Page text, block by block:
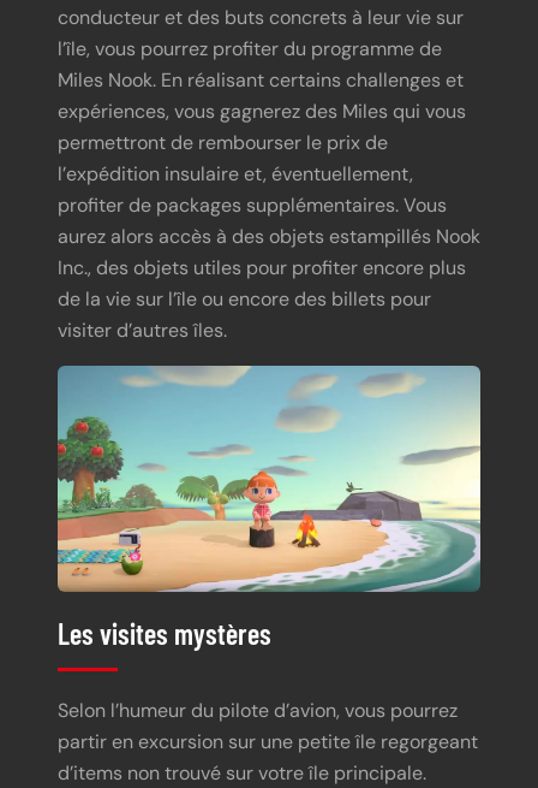
conducteur et des buts concrets à leur vie sur
l’île, vous pourrez profiter du programme de
Miles Nook. En réalisant certains challenges et
expériences, vous gagnerez des Miles qui vous
permettront de rembourser le prix de
l’expédition insulaire et, éventuellement,
profiter de packages supplémentaires. Vous
aurez alors accès à des objets estampillés Nook
Inc., des objets utiles pour profiter encore plus
de la vie sur l’île ou encore des billets pour
visiter d’autres îles.
Les visites mystères
Selon l’humeur du pilote d’avion, vous pourrez
partir en excursion sur une petite île regorgeant
d’items non trouvé sur votre île principale.